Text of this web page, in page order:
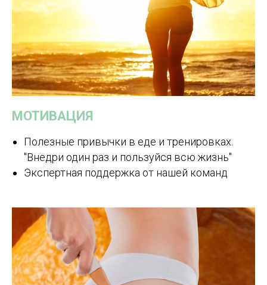
МОТИВАЦИЯ
Полезные привычки в еде и тренировках.
"Внедри один раз и пользуйся всю жизнь"
Экспертная поддержка от нашей команд